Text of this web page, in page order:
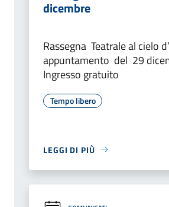
dicembre
Rassegna Teatrale al cielo
appuntamento del 29
Ingresso gratuito
Tempo libero
LEGGI DI PIÙ